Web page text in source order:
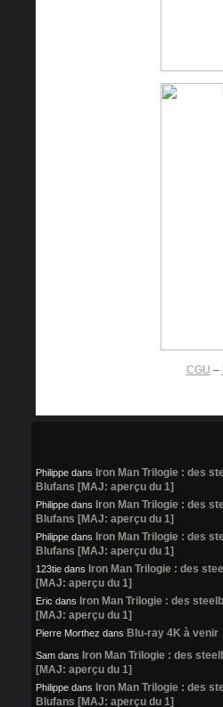
CGU –
Philippe dans Iron Man Trilogie : des
Blufans [MAJ: aperçu du 1]
Philippe dans Iron Man Trilogie : des
Blufans [MAJ: aperçu du 1]
Philippe dans Iron Man Trilogie : des
Blufans [MAJ: aperçu du 1]
123tie dans Iron Man Trilogie : des
[MAJ: aperçu du 1]
Eric dans Iron Man Trilogie : des
[MAJ: aperçu du 1]
Pierre Morthez dans Blu-ray 4K à venir
Sam dans Iron Man Trilogie : des
[MAJ: aperçu du 1]
Philippe dans Iron Man Trilogie : des
Blufans [MAJ: aperçu du 1]